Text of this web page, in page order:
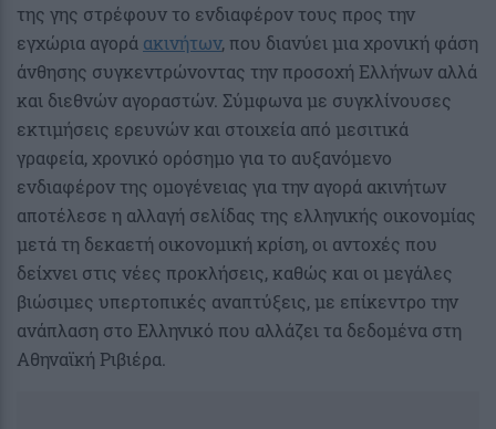
της γης στρέφουν το ενδιαφέρον τους προς την
εγχώρια αγορά ακινήτων, που διανύει μια χρονική φάση
άνθησης συγκεντρώνοντας την προσοχή Ελλήνων αλλά
και διεθνών αγοραστών. Σύμφωνα με συγκλίνουσες
εκτιμήσεις ερευνών και στοιχεία από μεσιτικά
γραφεία, χρονικό ορόσημο για το αυξανόμενο
ενδιαφέρον της ομογένειας για την αγορά ακινήτων
αποτέλεσε η αλλαγή σελίδας της ελληνικής οικονομίας
μετά τη δεκαετή οικονομική κρίση, οι αντοχές που
δείχνει στις νέες προκλήσεις, καθώς και οι μεγάλες
βιώσιμες υπερτοπικές αναπτύξεις, με επίκεντρο την
ανάπλαση στο Ελληνικό που αλλάζει τα δεδομένα στη
Αθηναϊκή Ριβιέρα.